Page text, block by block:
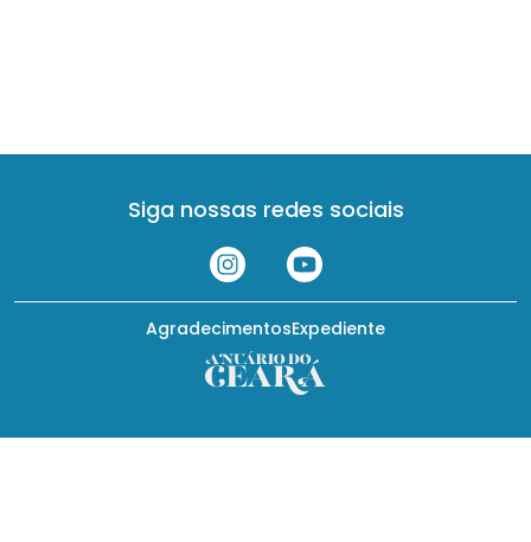
Siga nossas redes sociais
Expediente
Agradecimentos